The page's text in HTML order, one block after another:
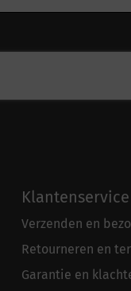
Klantenservice
Verzenden en
Retourneren en
Garantie en